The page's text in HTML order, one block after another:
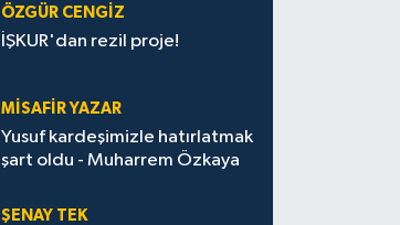
ÖZGÜR CENGIZ
İŞKUR'dan rezil proje!
MISAFIR YAZAR
Yusuf kardeşimizle hatırlatmak
şart oldu - Muharrem Özkaya
ŞENAY TEK